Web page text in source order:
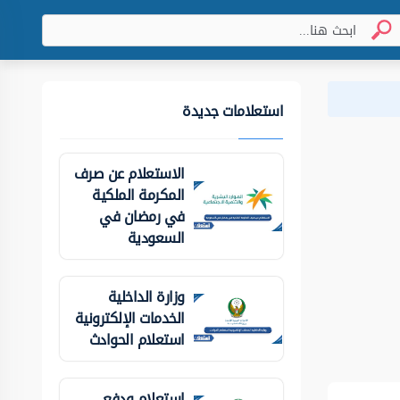
استعلامات جديدة
الاستعلام عن صرف
المكرمة الملكية
في رمضان في
السعودية
وزارة الداخلية
الخدمات الإلكترونية
استعلام الحوادث